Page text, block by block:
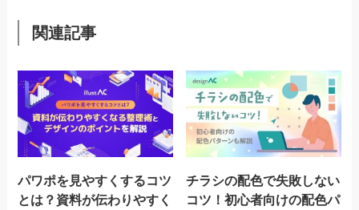
関連記事
パワポを見やすくするコツ
とは？資料が伝わりやすく
チラシの配色で失敗しない
コツ！初心者向けの配色パ